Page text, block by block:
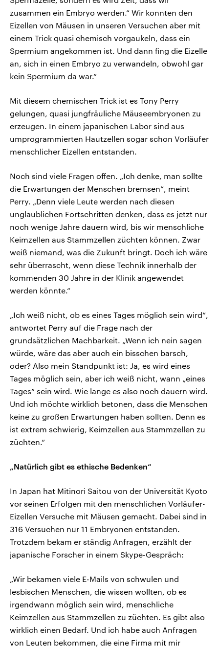
zusammen ein Embryo werden.“ Wir konnten den
Eizellen von Mäusen in unseren Versuchen aber mit
einem Trick quasi chemisch vorgaukeln, dass ein
Spermium angekommen ist. Und dann fing die Eizelle
an, sich in einen Embryo zu verwandeln, obwohl gar
kein Spermium da war.“
Mit diesem chemischen Trick ist es Tony Perry
gelungen, quasi jungfräuliche Mäuseembryonen zu
erzeugen. In einem japanischen Labor sind aus
umprogrammierten Hautzellen sogar schon Vorläufer
menschlicher Eizellen entstanden.
Noch sind viele Fragen offen. „Ich denke, man sollte
die Erwartungen der Menschen bremsen“, meint
Perry. „Denn viele Leute werden nach diesen
unglaublichen Fortschritten denken, dass es jetzt nur
noch wenige Jahre dauern wird, bis wir menschliche
Keimzellen aus Stammzellen züchten können. Zwar
weiß niemand, was die Zukunft bringt. Doch ich wäre
sehr überrascht, wenn diese Technik innerhalb der
kommenden 30 Jahre in der Klinik angewendet
werden könnte.“
„Ich weiß nicht, ob es eines Tages möglich sein wird“,
antwortet Perry auf die Frage nach der
grundsätzlichen Machbarkeit. „Wenn ich nein sagen
würde, wäre das aber auch ein bisschen barsch,
oder? Also mein Standpunkt ist: Ja, es wird eines
Tages möglich sein, aber ich weiß nicht, wann „eines
Tages“ sein wird. Wie lange es also noch dauern wird.
Und ich möchte wirklich betonen, dass die Menschen
keine zu großen Erwartungen haben sollten. Denn es
ist extrem schwierig, Keimzellen aus Stammzellen zu
züchten.“
„Natürlich gibt es ethische Bedenken“
In Japan hat Mitinori Saitou von der Universität Kyoto
vor seinen Erfolgen mit den menschlichen Vorläufer-
Eizellen Versuche mit Mäusen gemacht. Dabei sind in
316 Versuchen nur 11 Embryonen entstanden.
Trotzdem bekam er ständig Anfragen, erzählt der
japanische Forscher in einem Skype-Gespräch:
„Wir bekamen viele E-Mails von schwulen und
lesbischen Menschen, die wissen wollten, ob es
irgendwann möglich sein wird, menschliche
Keimzellen aus Stammzellen zu züchten. Es gibt also
wirklich einen Bedarf. Und ich habe auch Anfragen
von Leuten bekommen, die eine Firma mit mir